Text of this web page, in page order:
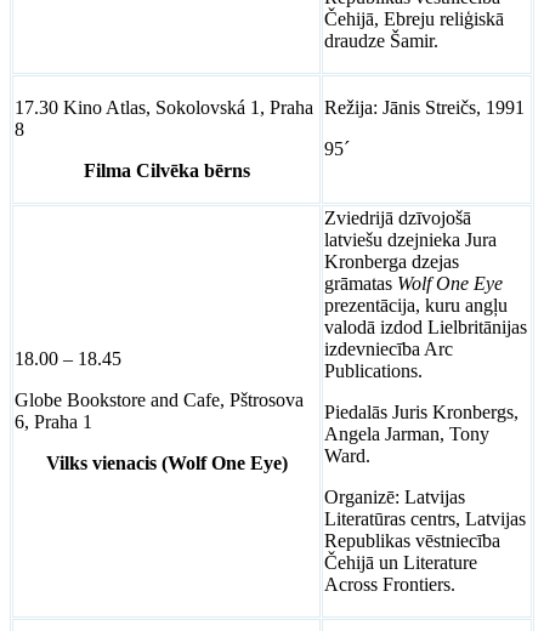
Čehijā, Ebreju reliģiskā
draudze Šamir.
17.30 Kino Atlas, Sokolovská 1, Praha
8
Filma Cilvēka bērns
Režija: Jānis Streičs, 1991
95´
18.00 – 18.45
Globe Bookstore and Cafe, Pštrosova
6, Praha 1
Vilks vienacis (Wolf One Eye)
Zviedrijā dzīvojošā
latviešu dzejnieka Jura
Kronberga dzejas
grāmatas Wolf One Eye
prezentācija, kuru angļu
valodā izdod Lielbritānijas
izdevniecība Arc
Publications.
Piedalās Juris Kronbergs,
Angela Jarman, Tony
Ward.
Organizē: Latvijas
Literatūras centrs, Latvijas
Republikas vēstniecība
Čehijā un Literature
Across Frontiers.